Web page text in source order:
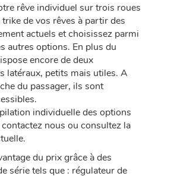
rêve individuel sur trois roues
de vos rêves à partir des
actuels et choisissez parmi
autres options. En plus du
encore de deux
latéraux, petits mais utiles. A
du passager, ils sont
individuelle des options
contactez nous ou consultez la
du prix grâce à des
série tels que : régulateur de